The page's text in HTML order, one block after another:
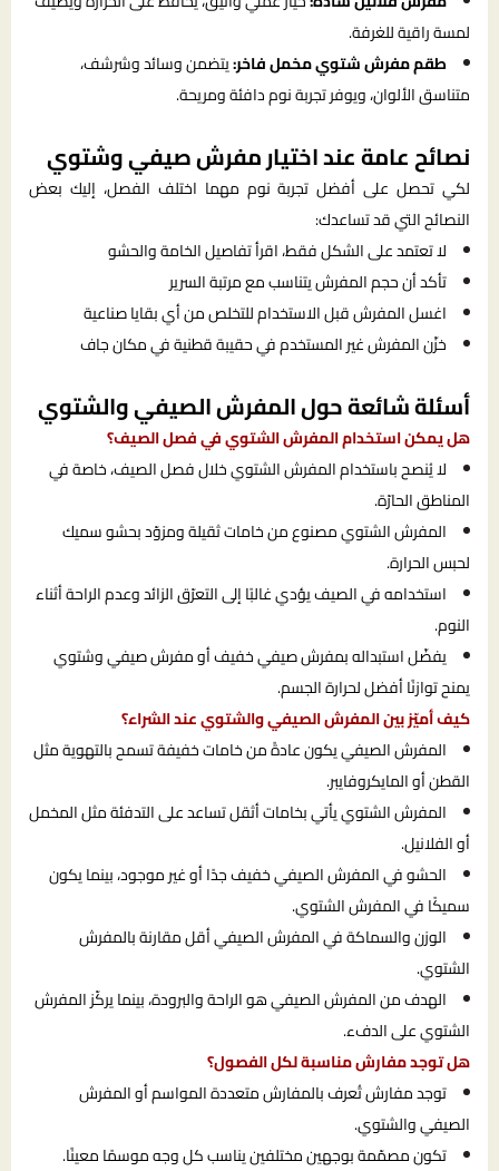
لمسة راقية للغرفة.
طقم مفرش شتوي مخمل فاخر:يتضمن وسائد وشرشف،
متناسق الألوان، ويوفر تجربة نوم دافئة ومريحة.
نصائح عامة عند اختيار مفرش صيفي وشتوي
لكي تحصل على أفضل تجربة نوم مهما اختلف الفصل، إليك بعض
النصائح التي قد تساعدك:
لا تعتمد على الشكل فقط، اقرأ تفاصيل الخامة والحشو
تأكد أن حجم المفرش يتناسب مع مرتبة السرير
اغسل المفرش قبل الاستخدام للتخلص من أي بقايا صناعية
خزّن المفرش غير المستخدم في حقيبة قطنية في مكان جاف
أسئلة شائعة حول المفرش الصيفي والشتوي
هل يمكن استخدام المفرش الشتوي في فصل الصيف؟
لا يُنصح باستخدام المفرش الشتوي خلال فصل الصيف، خاصة في
المناطق الحارّة.
المفرش الشتوي مصنوع من خامات ثقيلة ومزوّد بحشو سميك
لحبس الحرارة.
استخدامه في الصيف يؤدي غالبًا إلى التعرّق الزائد وعدم الراحة أثناء
النوم.
يفضّل استبداله بمفرش صيفي خفيف أو مفرش صيفي وشتوي
يمنح توازنًا أفضل لحرارة الجسم.
كيف أميّز بين المفرش الصيفي والشتوي عند الشراء؟
المفرش الصيفي يكون عادةً من خامات خفيفة تسمح بالتهوية مثل
القطن أو المايكروفايبر.
المفرش الشتوي يأتي بخامات أثقل تساعد على التدفئة مثل المخمل
أو الفلانيل.
الحشو في المفرش الصيفي خفيف جدًا أو غير موجود، بينما يكون
سميكًا في المفرش الشتوي.
الوزن والسماكة في المفرش الصيفي أقل مقارنة بالمفرش
الشتوي.
الهدف من المفرش الصيفي هو الراحة والبرودة، بينما يركّز المفرش
الشتوي على الدفء.
هل توجد مفارش مناسبة لكل الفصول؟
توجد مفارش تُعرف بالمفارش متعددة المواسم أو المفرش
الصيفي والشتوي.
تكون مصمّمة بوجهين مختلفين يناسب كل وجه موسمًا معينًا.